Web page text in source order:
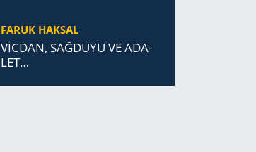
FARUK HAKSAL
VİCDAN, SAĞ­DU­YU VE ADA­
LET…